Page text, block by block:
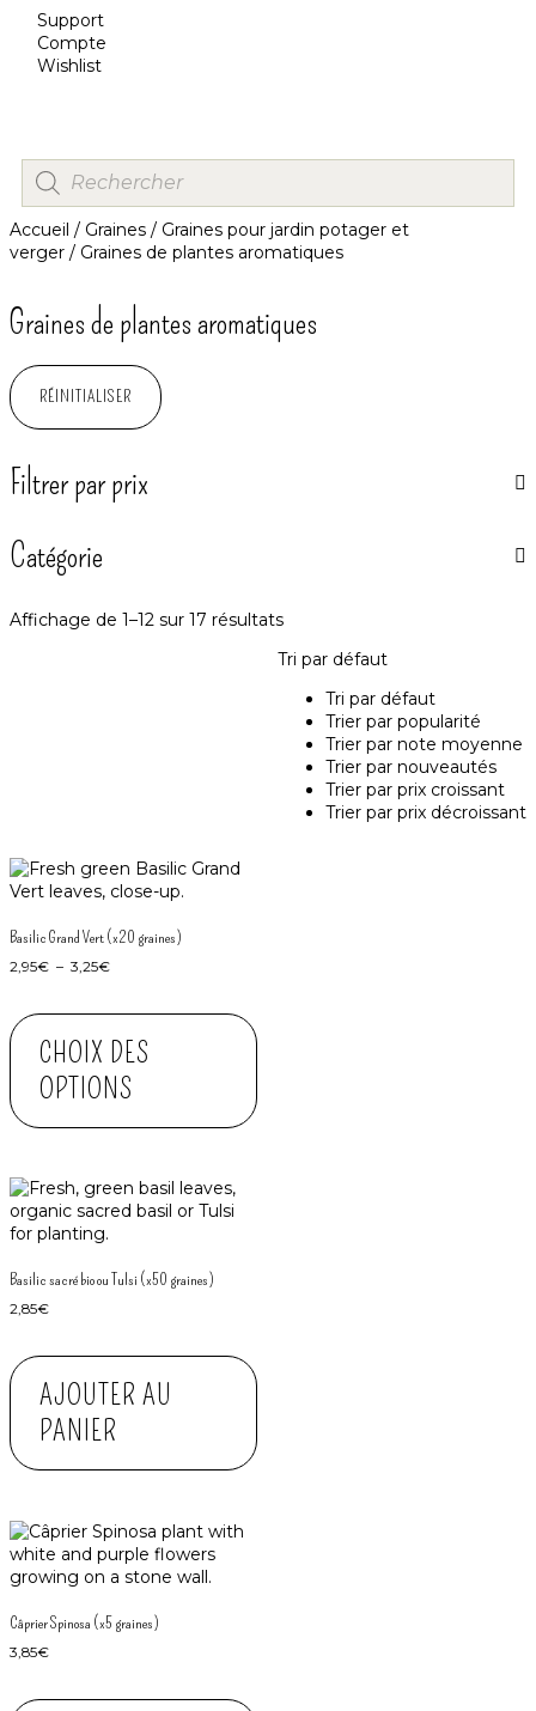
Support
Compte
Wishlist
Accueil / Graines / Graines pour jardin potager et
verger / Graines de plantes aromatiques
Graines de plantes aromatiques
RÉINITIALISER
Filtrer par prix
Catégorie
Affichage de 1–12 sur 17 résultats
Tri par défaut
Tri par défaut
Trier par popularité
Trier par note moyenne
Trier par nouveautés
Trier par prix croissant
Trier par prix décroissant
Basilic Grand Vert (x20 graines)
2,95€ – 3,25€
CHOIX DES
OPTIONS
Basilic sacré bio ou Tulsi (x50 graines)
2,85€
AJOUTER AU
PANIER
Câprier Spinosa (x5 graines)
3,85€